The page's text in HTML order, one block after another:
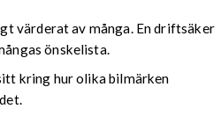
värderat av många. En driftsäker
önskelista.
kring hur olika bilmärken